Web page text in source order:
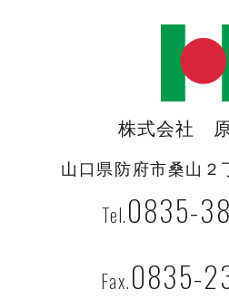
株式会社
山口県防府市桑山２
0835-
0835-